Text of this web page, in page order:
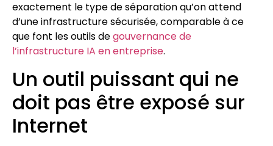
exactement le type de séparation qu’on attend
d’une infrastructure sécurisée, comparable à ce
que font les outils degouvernance de
l’infrastructure IA en entreprise.
Un outil puissant qui ne
doit pas être exposé sur
Internet